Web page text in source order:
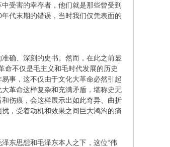
受害的幸存者，他们就是那些曾受到
代末期的错误，当时我们仅凭表面的
确、深刻的史书。然而，在此之前显
命不仅是毛主义和毛时代发展的历史
事，这不仅由于文化大革命必然引起
革命这样复杂和充满矛盾，堪称史无
伤痕，会这样展示出如此奇异、曲折
，受着动机和效果之间巨大鸿沟的痛
东思想和毛泽东本人之下，这位“伟